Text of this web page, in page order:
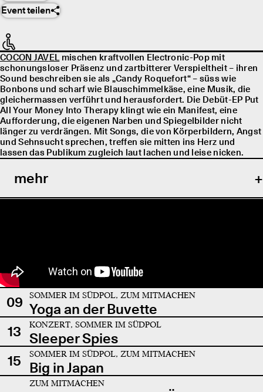
Event teilen
COCON JAVELmischen kraftvollen Electronic-Pop mit
schonungsloser Präsenz und zartbitterer Verspieltheit – ihren
Sound beschreiben sie als „Candy Roquefort“ – süss wie
Bonbons und scharf wie Blauschimmelkäse, eine Musik, die
gleichermassen verführt und herausfordert. Die Debüt-EP Put
All Your Money Into Therapy klingt wie ein Manifest, eine
Aufforderung, die eigenen Narben und Spiegelbilder nicht
länger zu verdrängen. Mit Songs, die von Körperbildern, Angst
und Sehnsucht sprechen, treffen sie mitten ins Herz und
lassen das Publikum zugleich laut lachen und leise nicken.
mehr
09 SOMMER IM SÜDPOL, ZUM MITMACHEN
Yoga an der Buvette
13
KONZERT, SOMMER IM SÜDPOL
Sleeper Spies
15
SOMMER IM SÜDPOL, ZUM MITMACHEN
Big in Japan
ZUM MITMACHEN